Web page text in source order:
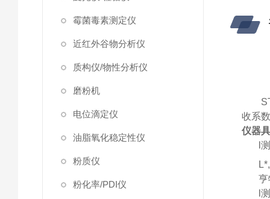
霉菌毒素测定仪
近红外谷物分析仪
质构仪/物性分析仪
磨粉机
电位滴定仪
油脂氧化稳定性仪
粉质仪
粉化率/PDI仪
收系
仪器
l
亨
l